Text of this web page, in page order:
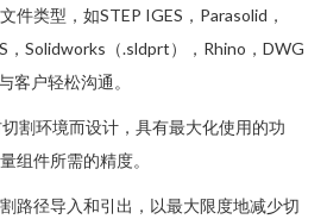
件类型，如STEP IGES，Parasolid，
，Solidworks（.sldprt），Rhino，DWG
客户轻松沟通。
割环境而设计，具有最大化使用的功
组件所需的精度。
路径导入和引出，以最大限度地减少切